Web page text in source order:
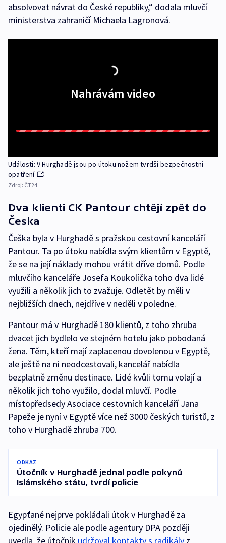
absolvovat návrat do České republiky,“ dodala mluvčí
ministerstva zahraničí Michaela Lagronová.
Nahrávám video
Události: V Hurghadě jsou po útoku nožem tvrdší bezpečnostní
opatření
Zdroj: ČT24
Dva klienti CK Pantour chtějí zpět do
Česka
Češka byla v Hurghadě s pražskou cestovní kanceláří
Pantour. Ta po útoku nabídla svým klientům v Egyptě,
že se na její náklady mohou vrátit dříve domů. Podle
mluvčího kanceláře Josefa Koukolíčka toho dva lidé
využili a několik jich to zvažuje. Odletět by měli v
nejbližších dnech, nejdříve v neděli v poledne.
Pantour má v Hurghadě 180 klientů, z toho zhruba
dvacet jich bydlelo ve stejném hotelu jako pobodaná
žena. Těm, kteří mají zaplacenou dovolenou v Egyptě,
ale ještě na ni neodcestovali, kancelář nabídla
bezplatně změnu destinace. Lidé kvůli tomu volají a
několik jich toho využilo, dodal mluvčí. Podle
místopředsedy Asociace cestovních kanceláří Jana
Papeže je nyní v Egyptě více než 3000 českých turistů, z
toho v Hurghadě zhruba 700.
ODKAZ
Útočník v Hurghadě jednal podle pokynů
Islámského státu, tvrdí policie
Egypťané nejprve pokládali útok v Hurghadě za
ojedinělý. Policie ale podle agentury DPA později